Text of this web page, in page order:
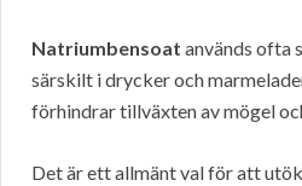
Natriumbensoat används ofta
särskilt i drycker och
förhindrar tillväxten av mögel
Det är ett allmänt val för att